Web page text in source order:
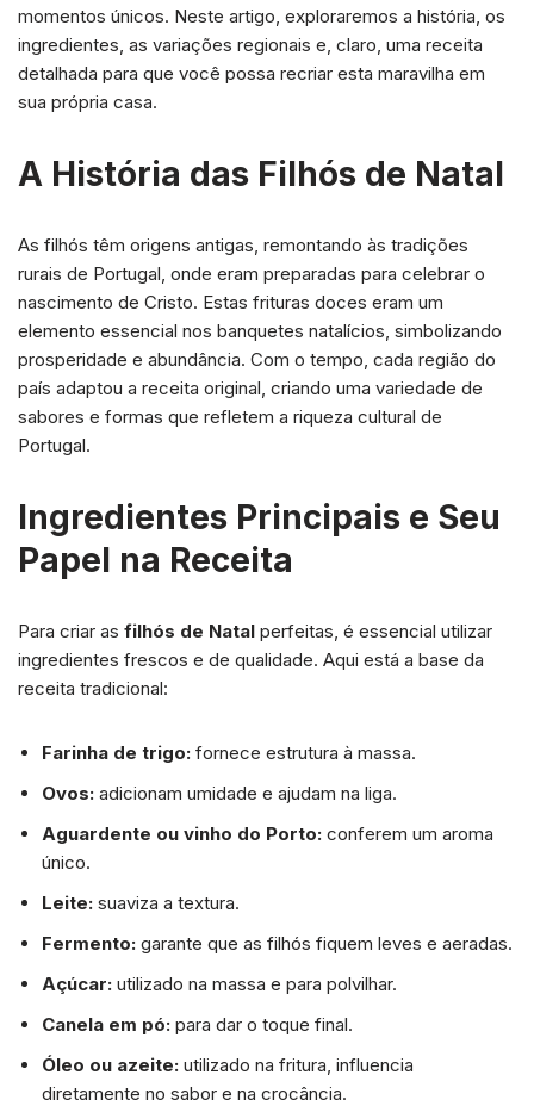
momentos únicos. Neste artigo, exploraremos a história, os
ingredientes, as variações regionais e, claro, uma receita
detalhada para que você possa recriar esta maravilha em
sua própria casa.
A História das Filhós de Natal
As filhós têm origens antigas, remontando às tradições
rurais de Portugal, onde eram preparadas para celebrar o
nascimento de Cristo. Estas frituras doces eram um
elemento essencial nos banquetes natalícios, simbolizando
prosperidade e abundância. Com o tempo, cada região do
país adaptou a receita original, criando uma variedade de
sabores e formas que refletem a riqueza cultural de
Portugal.
Ingredientes Principais e Seu
Papel na Receita
Para criar as filhós de Natal perfeitas, é essencial utilizar
ingredientes frescos e de qualidade. Aqui está a base da
receita tradicional:
Farinha de trigo: fornece estrutura à massa.
Ovos: adicionam umidade e ajudam na liga.
Aguardente ou vinho do Porto: conferem um aroma
único.
Leite: suaviza a textura.
Fermento: garante que as filhós fiquem leves e aeradas.
Açúcar: utilizado na massa e para polvilhar.
Canela em pó: para dar o toque final.
Óleo ou azeite: utilizado na fritura, influencia
diretamente no sabor e na crocância.